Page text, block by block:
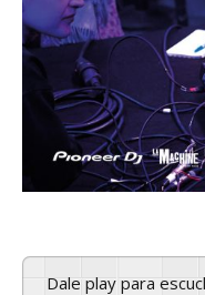
Dale play para